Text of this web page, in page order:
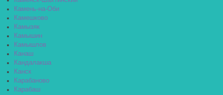
Камень-на-Оби
Камешково
Камызяк
Камышин
Камышлов
Канаш
Кандалакша
Канск
Карабаново
Карабаш